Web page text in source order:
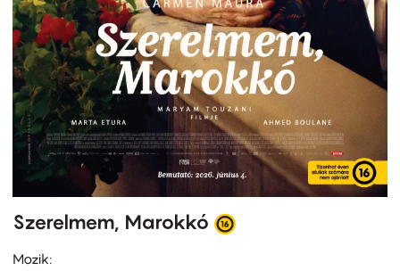
Szerelmem, Marokkó
Mozik: